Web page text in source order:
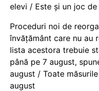
elevi / Este și un joc
Proceduri noi de
învățământ care nu au
lista acestora trebuie
până pe 7 august,
august / Toate
august